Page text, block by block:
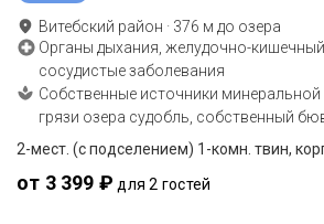
Витебский район · 376 м до озера
Органы дыхания, желудочно-кишечный
сосудистые заболевания
Собственные источники
грязи озера судобль, собственный
2-мест. (с подселением) 1-комн. твин,
от 3 399 ₽ для 2 гостей